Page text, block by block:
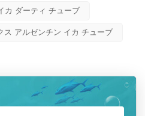
カ ダーティ チューブ
ス アルゼンチン イカ チューブ